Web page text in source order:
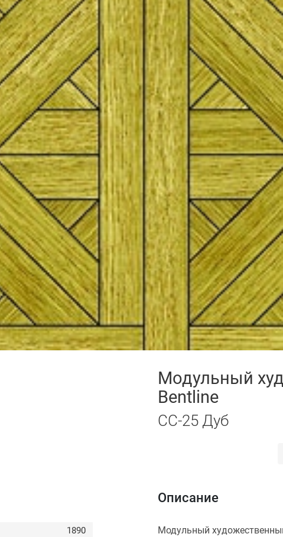
Модульный
Bentline
СС-25 Дуб
1890
Описание
Модульный